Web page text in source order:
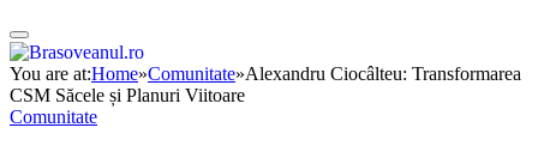
You are at:Home»Comunitate»Alexandru Ciocâlteu: Transformarea
CSM Săcele și Planuri Viitoare
Comunitate